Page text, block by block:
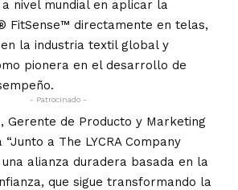
nivel mundial en aplicar la
FitSense™ directamente en telas,
la industria textil global y
pionera en el desarrollo de
- Patrocinado -
Gerente de Producto y Marketing
a The LYCRA Company
alianza duradera basada en la
que sigue transformando la